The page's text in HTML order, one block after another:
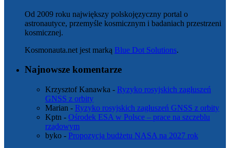
Od 2009 roku największy polskojęzyczny portal o
astronautyce, przemyśle kosmicznym i badaniach przestrzeni
kosmicznej.
Kosmonauta.net jest marką Blue Dot Solutions.
Najnowsze komentarze
Krzysztof Kanawka - Ryzyko rosyjskich zagłuszeń
GNSS z orbity
Marian - Ryzyko rosyjskich zagłuszeń GNSS z orbity
Kptn - Ośrodek ESA w Polsce – prace na szczeblu
rządowym
byko - Propozycja budżetu NASA na 2027 rok